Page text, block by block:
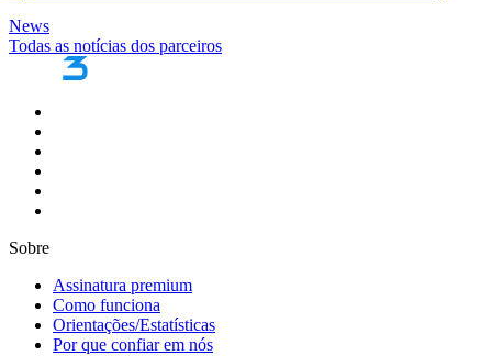
News
Todas as notícias dos parceiros
Sobre
Assinatura premium
Como funciona
Orientações/Estatísticas
Por que confiar em nós